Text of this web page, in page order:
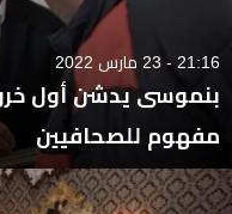
21:16 - 23 مارس 2022
بنموسى يدشن أول
مفهوم للصحافيين